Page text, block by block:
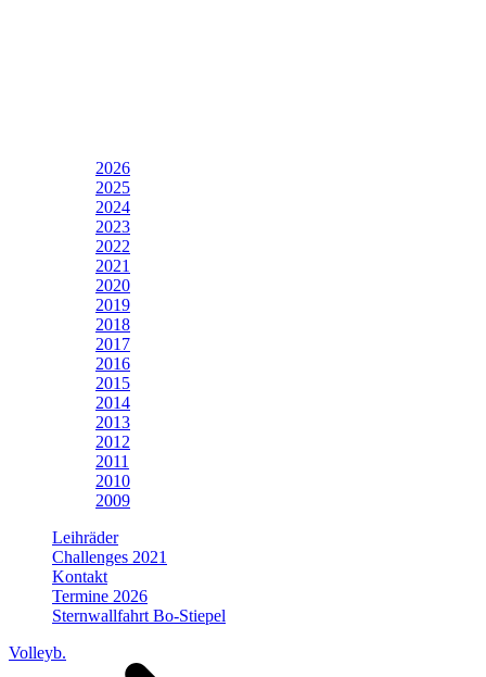
2026
2025
2024
2023
2022
2021
2020
2019
2018
2017
2016
2015
2014
2013
2012
2011
2010
2009
Leihräder
Challenges 2021
Kontakt
Termine 2026
Sternwallfahrt Bo-Stiepel
Volleyb.